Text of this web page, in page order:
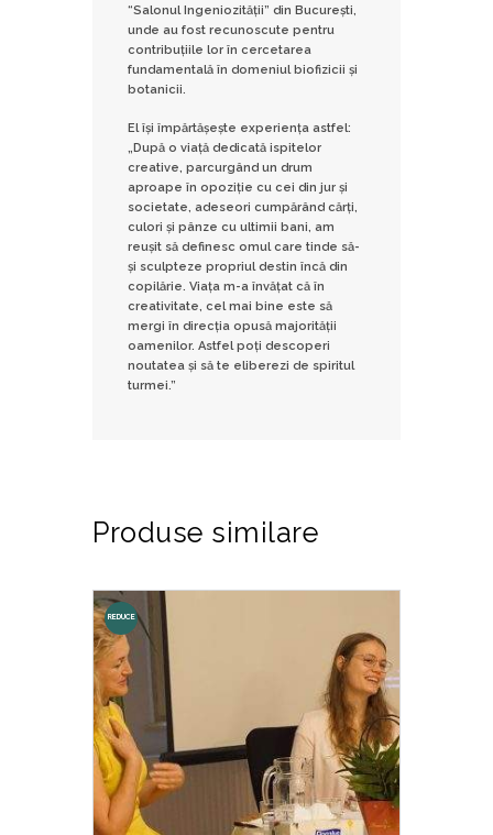
“Salonul Ingeniozității” din București,
unde au fost recunoscute pentru
contribuțiile lor în cercetarea
fundamentală în domeniul biofizicii și
botanicii.
El își împărtășește experiența astfel:
„După o viață dedicată ispitelor
creative, parcurgând un drum
aproape în opoziție cu cei din jur și
societate, adeseori cumpărând cărți,
culori și pânze cu ultimii bani, am
reușit să definesc omul care tinde să-
și sculpteze propriul destin încă din
copilărie. Viața m-a învățat că în
creativitate, cel mai bine este să
mergi în direcția opusă majorității
oamenilor. Astfel poți descoperi
noutatea și să te eliberezi de spiritul
turmei.”
Produse similare
REDUCE